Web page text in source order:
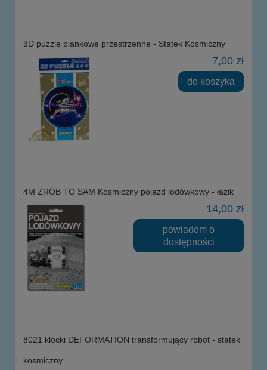
3D puzzle piankowe przestrzenne - Statek Kosmiczny
7,00 zł
do koszyka
4M ZRÓB TO SAM Kosmiczny pojazd lodówkowy - łazik
14,00 zł
powiadom o
dostępności
8021 klocki DEFORMATION transformujący robot - statek
kosmiczny